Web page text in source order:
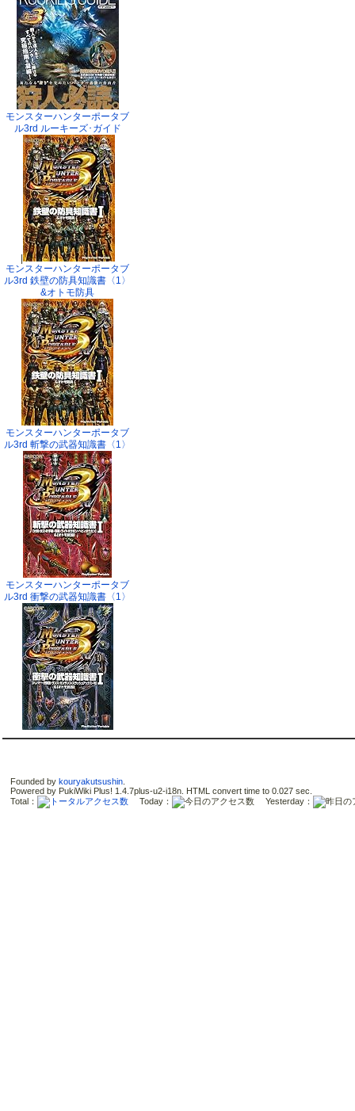
モンスターハンターポータブ
ル3rd ルーキーズ･ガイド
|
モンスターハンターポータブ
ル3rd 鉄壁の防具知識書〈1〉
&オトモ防具
モンスターハンターポータブ
ル3rd 斬撃の武器知識書〈1〉
モンスターハンターポータブ
ル3rd 衝撃の武器知識書〈1〉
Founded by kouryakutsushin.
Powered by PukiWiki Plus! 1.4.7plus-u2-i18n. HTML convert time to 0.027 sec.
Total：
Today： Yesterday：